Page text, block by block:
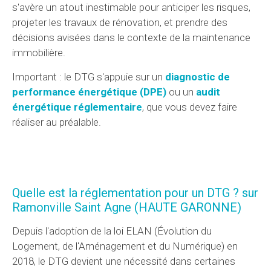
s'avère un atout inestimable pour anticiper les risques,
projeter les travaux de rénovation, et prendre des
décisions avisées dans le contexte de la maintenance
immobilière.
Important : le DTG s'appuie sur un diagnostic de
performance énergétique (DPE) ou un audit
énergétique réglementaire, que vous devez faire
réaliser au préalable.
Quelle est la réglementation pour un DTG ? sur
Ramonville Saint Agne (HAUTE GARONNE)
Depuis l'adoption de la loi ELAN (Évolution du
Logement, de l'Aménagement et du Numérique) en
2018, le DTG devient une nécessité dans certaines